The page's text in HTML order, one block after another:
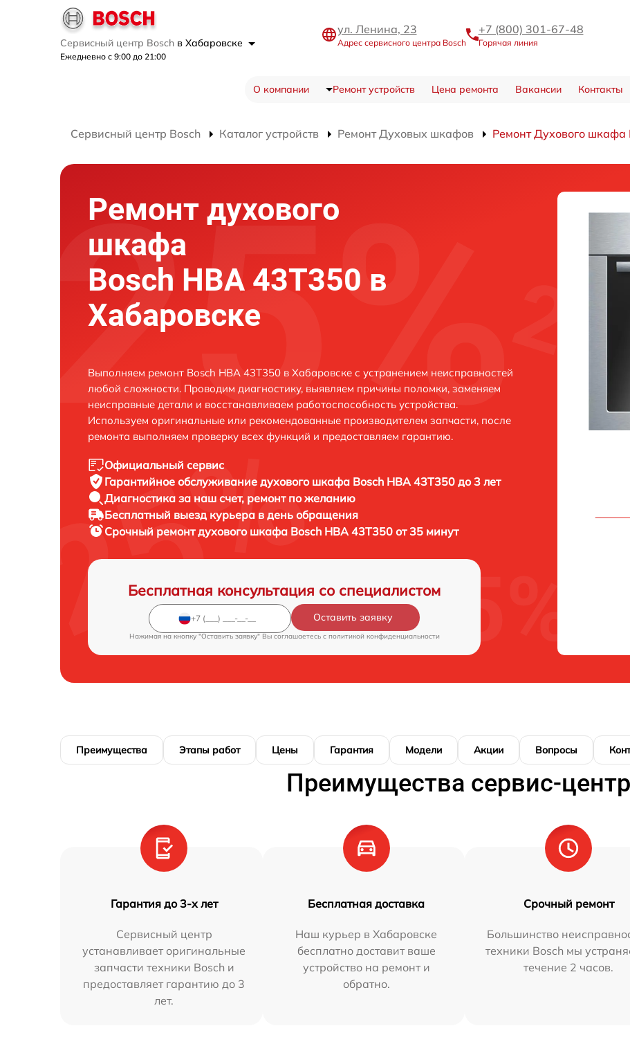
Сервисный центр Bosch в Хабаровске
Ежедневно с 9:00 до 21:00
ул. Ленина, 23
Адрес сервисного центра Bosch
+7 (800) 301-67-48
Горячая линия
О компании Ремонт устройств Цена ремонта Вакансии Контакты
Сервисный центр Bosch Каталог устройств Ремонт Духовых шкафов Ремонт Духового шкафа
Ремонт духового
шкафа
Bosch HBA 43T350 в
Хабаровске
Выполняем ремонт Bosch HBA 43T350 в Хабаровске с устранением неисправностей
любой сложности. Проводим диагностику, выявляем причины поломки, заменяем
неисправные детали и восстанавливаем работоспособность устройства.
Используем оригинальные или рекомендованные производителем запчасти, после
ремонта выполняем проверку всех функций и предоставляем гарантию.
Официальный сервис
Гарантийное обслуживание духового шкафа Bosch HBA 43T350 до 3 лет
Диагностика за наш счет, ремонт по желанию
Бесплатный выезд курьера в день обращения
Срочный ремонтдухового шкафа Bosch HBA 43T350 от 35 минут
Бесплатная консультация со специалистом
Оставить заявку
Нажимая на кнопку "Оставить заявку" Вы соглашаетесь c политикой конфиденциальности
Преимущества Этапы работ Цены Гарантия Модели Акции Вопросы
Преимущества сервис-
Гарантия до 3-х лет
Сервисный центр
устанавливает оригинальные
запчасти техники Bosch и
предоставляет гарантию до 3
лет.
Бесплатная доставка
Наш курьер в Хабаровске
бесплатно доставит ваше
устройство на ремонт и
обратно.
Срочный ремонт
Большинство
техники Bosch мы
течение 2 часов.